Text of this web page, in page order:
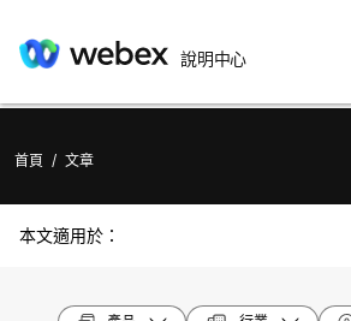
說明中心
首頁 / 文章
本文適用於：